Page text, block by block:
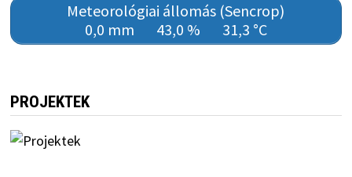
Meteorológiai állomás (Sencrop)
0,0 mm
43,0 % 31,3 °C
PROJEKTEK